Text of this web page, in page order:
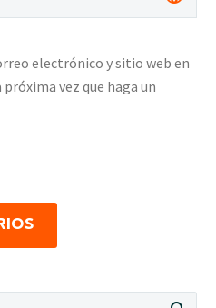
electrónico y sitio web en
vez que haga un